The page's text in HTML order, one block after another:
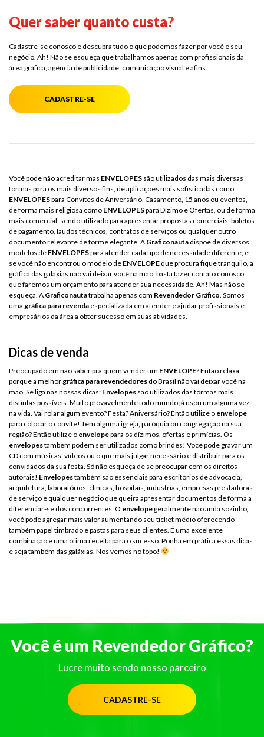
Quer saber quanto custa?
Cadastre-se conosco e descubra tudo o que podemos fazer por você e seu
negócio. Ah! Não se esqueça que trabalhamos apenas com profissionais da
área gráfica, agência de publicidade, comunicação visual e afins.
CADASTRE-SE
Você pode não acreditar mas ENVELOPES são utilizados das mais diversas
formas para os mais diversos fins, de aplicações mais sofisticadas como
ENVELOPESpara Convites de Aniversário, Casamento, 15 anos ou eventos,
de forma mais religiosa como ENVELOPESpara Dízimo e Ofertas, ou de forma
mais comercial, sendo utilizado para apresentar propostas comerciais, boletos
de pagamento, laudos técnicos, contratos de serviços ou qualquer outro
documento relevante de forme elegante. A Graficonauta dispõe de diversos
modelos de ENVELOPESpara atender cada tipo de necessidade diferente, e
se você não encontrou o modelo de ENVELOPE que procura fique tranquilo, a
gráfica das galáxias não vai deixar você na mão, basta fazer contato conosco
que faremos um orçamento para atender sua necessidade. Ah! Mas não se
esqueça. A Graficonautatrabalha apenas com Revendedor Gráfico . Somos
uma gráfica para revenda especializada em atender e ajudar profissionais e
empresários da área a obter sucesso em suas atividades.
Dicas de venda
Preocupado em não saber pra quem vender um ENVELOPE? Então relaxa
porque a melhor gráfica para revendedores do Brasil não vai deixar você na
mão. Se liga nas nossas dicas: Envelopes são utilizados das formas mais
distintas possíveis. Muito provavelmente todo mundo já usou um alguma vez
na vida. Vai rolar algum evento? Festa? Aniversário? Então utilize o envelope
para colocar o convite! Tem alguma igreja, paróquia ou congregação na sua
região? Então utilize o envelopepara os dízimos, ofertas e primícias. Os
envelopestambém podem ser utilizados como brindes! Você pode gravar um
CD com músicas, vídeos ou o que mais julgar necessário e distribuir para os
convidados da sua festa. Só não esqueça de se preocupar com os direitos
autorais! Envelopestambém são essenciais para escritórios de advocacia,
arquitetura, laboratórios, clinicas, hospitais, industrias, empresas prestadoras
de serviço e qualquer negócio que queira apresentar documentos de forma a
diferenciar-se dos concorrentes. O envelope geralmente não anda sozinho,
você pode agregar mais valor aumentando seu ticket médio oferecendo
também papel timbrado e pastas para seus clientes. É uma excelente
combinação e uma ótima receita para o sucesso. Ponha em prática essas dicas
e seja também das galáxias. Nos vemos no topo!
Você é um Revendedor Gráfico?
Lucre muito sendo nosso parceiro
CADASTRE-SE